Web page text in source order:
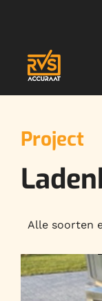
Project
Alle soorten